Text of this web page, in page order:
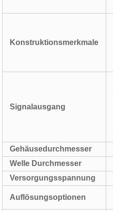
Konstruktionsmerkmale
Signalausgang
Gehäusedurchmesser
Welle Durchmesser
Versorgungsspannung
Auflösungsoptionen